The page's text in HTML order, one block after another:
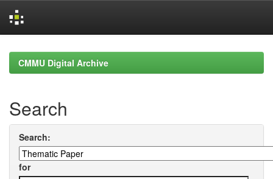
navigationCMMU Digital Archive
Search
Search:
for